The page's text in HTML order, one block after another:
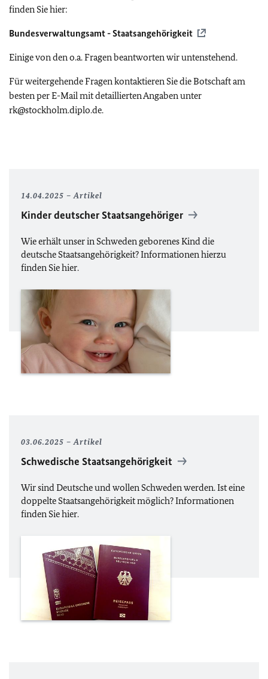
finden Sie hier:
Bundesverwaltungsamt - Staatsangehörigkeit
Einige von den o.a. Fragen beantworten wir untenstehend.
Für weitergehende Fragen kontaktieren Sie die Botschaft am
besten per E-Mail mit detaillierten Angaben unter
rk@stockholm.diplo.de.
14.04.2025 Artikel
Kinder deutscher Staatsangehöriger
Wie erhält unser in Schweden geborenes Kind die
deutsche Staatsangehörigkeit? Informationen hierzu
finden Sie hier.
03.06.2025 Artikel
Schwedische Staatsangehörigkeit
Wir sind Deutsche und wollen Schweden werden. Ist eine
doppelte Staatsangehörigkeit möglich? Informationen
finden Sie hier.